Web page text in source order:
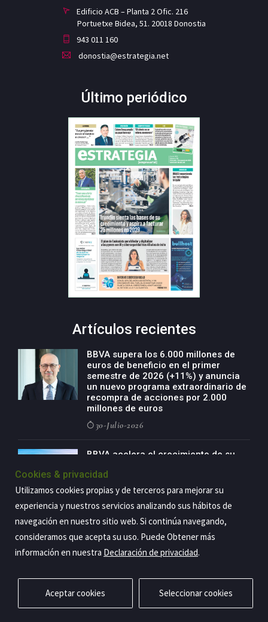
Edificio ACB – Planta 2 Ofic. 216
Portuetxe Bidea, 51. 20018 Donostia
943 011 160
donostia@estrategia.net
Último periódico
Artículos recientes
BBVA supera los 6.000 millones de
euros de beneficio en el primer
semestre de 2026 (+11%) y anuncia
un nuevo programa extraordinario de
recompra de acciones por 2.000
millones de euros
30-Julio-2026
BBVA acelera el crecimiento de su
de especialización presente en siete
países
29-Julio-2026
Copyright@2026 Estrategia Empresarial
Privacidad Aviso legal Política de cookies Contacto RSS
Cookies & privacidad
Utilizamos cookies propias y de terceros para mejorar su
experiencia y nuestros servicios analizando sus hábitos de
navegación en nuestro sitio web. Si continúa navegando,
consideramos que acepta su uso. Puede Obtener más
información en nuestra Declaración de privacidad.
Aceptar cookies Seleccionar cookies